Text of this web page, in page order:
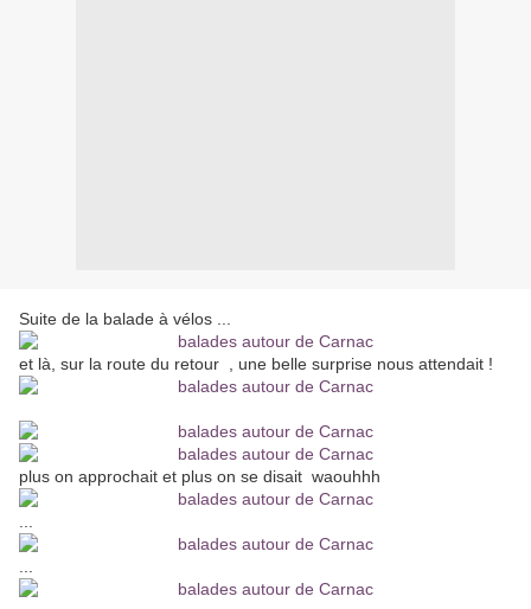
Suite de la balade à vélos ...
et là, sur la route du retour , une belle surprise nous attendait !
plus on approchait et plus on se disait waouhhh